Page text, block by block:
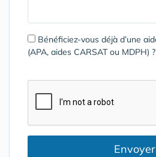
Bénéficiez-vous déjà d’une
(APA, aides CARSAT ou MDPH) ?
Envoyer